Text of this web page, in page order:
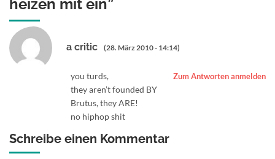
heizen mit ein”
a critic (28. März 2010 - 14:14)
Zum Antworten anmelden
you turds,
they aren’t founded BY
Brutus, they ARE!
no hiphop shit
Schreibe einen Kommentar